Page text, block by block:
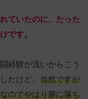
ていたのに、たった
です。
経験が浅いからこう
たけど、 当然ですが
のでやはり腑に落ち